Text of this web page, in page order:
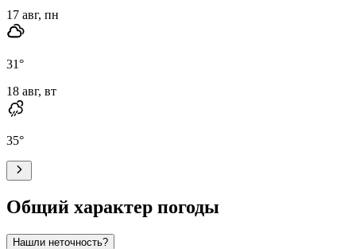
17 авг, пн
31°
18 авг, вт
35°
Общий характер погоды
Нашли неточность?